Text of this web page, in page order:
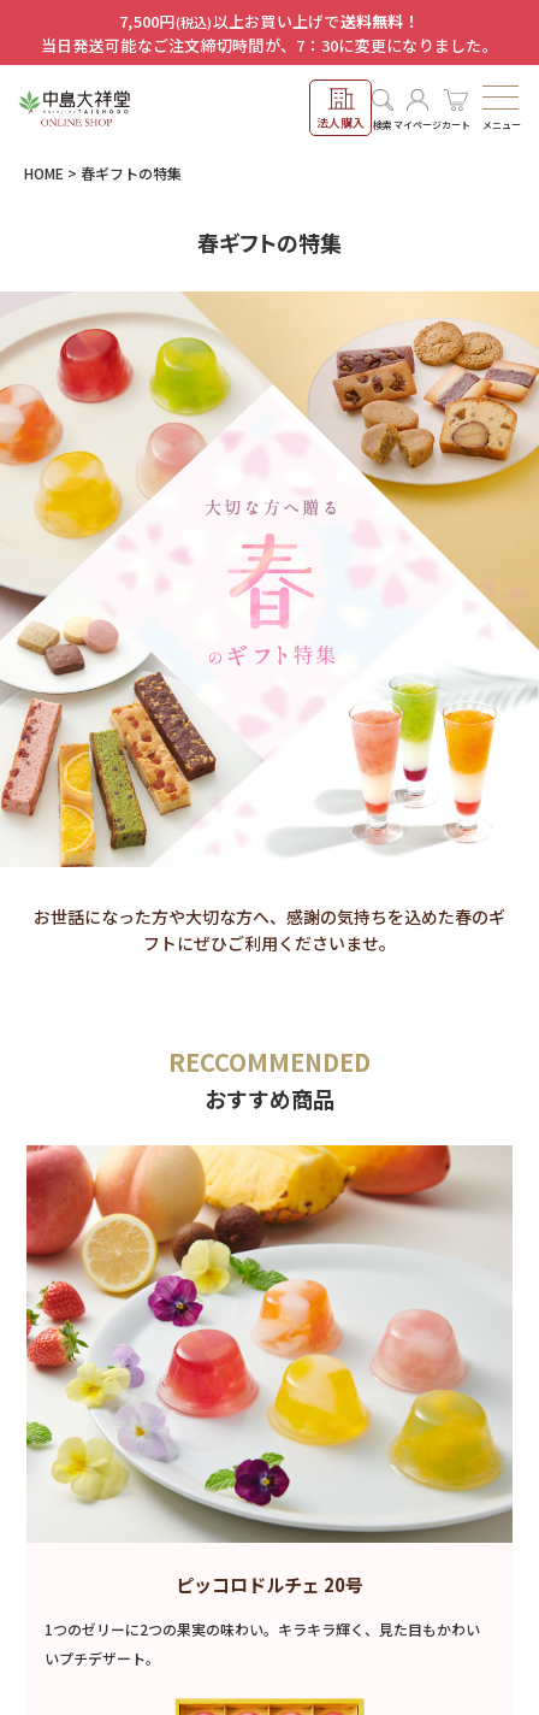
7,500円(税込)以上お買い上げで送料無料！
当日発送可能なご注文締切時間が、7：30に変更になりました。
法人購入 検索マイページカート メニュー
HOME 春ギフトの特集
春ギフトの特集
お世話になった方や大切な方へ、感謝の気持ちを込めた春のギ
フトにぜひご利用くださいませ。
RECCOMMENDED
おすすめ商品
ピッコロドルチェ 20号
1つのゼリーに2つの果実の味わい。キラキラ輝く、見た目もかわい
いプチデザート。